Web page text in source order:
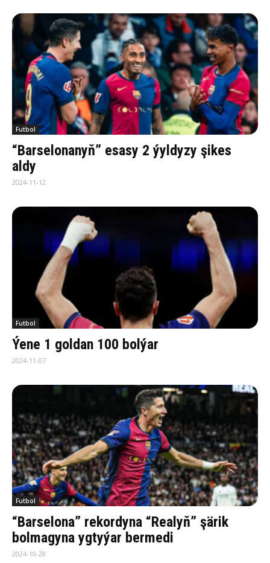
Futbol
“Barselonanyň” esasy 2 ýyldyzy şikes
aldy
2024-11-12
Futbol
Ýene 1 goldan 100 bolýar
2024-11-07
Futbol
“Barselona” rekordyna “Realyň” şärik
bolmagyna ygtyýar bermedi
2024-10-28